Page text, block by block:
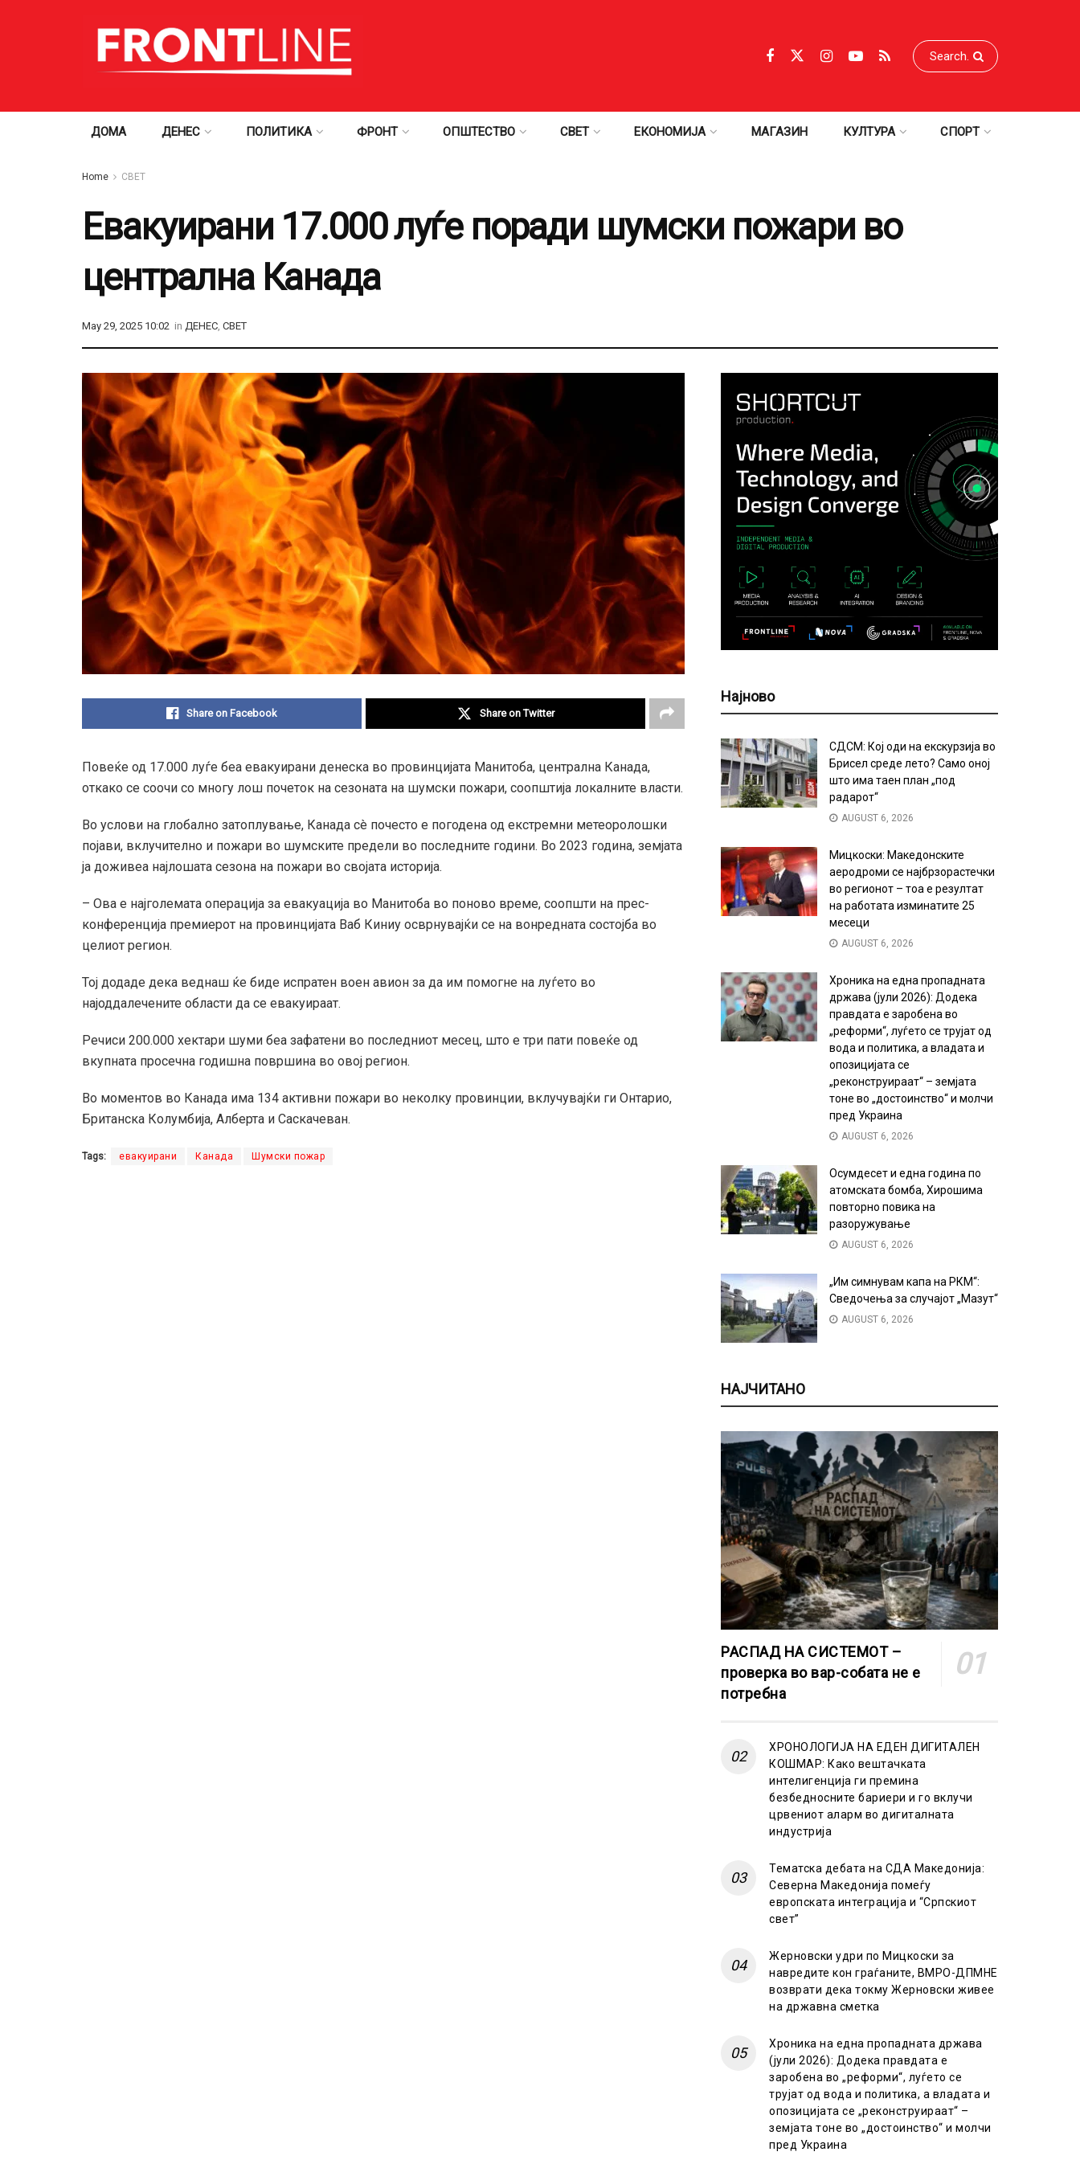
ДОМА ДЕНЕС ПОЛИТИКА ФРОНТ ОПШТЕСТВО СВЕТ ЕКОНОМИЈА МАГАЗИН КУЛТУРА СПОРТ
Home СВЕТ
Евакуирани 17.000 луѓе поради шумски пожари во
централна Канада
May 29, 2025 10:02 in ДЕНЕС, СВЕТ
Share on Facebook Share on Twitter
Повеќе од 17.000 луѓе беа евакуирани денеска во провинцијата Манитоба, централна Канада,
откако се соочи со многу лош почеток на сезоната на шумски пожари, соопштија локалните власти.
Во услови на глобално затоплување, Канада сè почесто е погодена од екстремни метеоролошки
појави, вклучително и пожари во шумските предели во последните години. Во 2023 година, земјата
ја доживеа најлошата сезона на пожари во својата историја.
– Ова е најголемата операција за евакуација во Манитоба во поново време, соопшти на прес-
конференција премиерот на провинцијата Ваб Киниу осврнувајќи се на вонредната состојба во
целиот регион.
Тој додаде дека веднаш ќе биде испратен воен авион за да им помогне на луѓето во
најоддалечените области да се евакуираат.
Речиси 200.000 хектари шуми беа зафатени во последниот месец, што е три пати повеќе од
вкупната просечна годишна површина во овој регион.
Во моментов во Канада има 134 активни пожари во неколку провинции, вклучувајќи ги Онтарио,
Британска Колумбија, Алберта и Саскачеван.
Tags: евакуирани Канада Шумски пожар
Најново
СДСМ: Кој оди на екскурзија во
Брисел среде лето? Само оној
што има таен план „под
радарот“
AUGUST 6, 2026
Мицкоски: Македонските
аеродроми се најбрзорастечки
во регионот – тоа е резултат
на работата изминатите 25
месеци
AUGUST 6, 2026
Хроника на една пропадната
држава (јули 2026): Додека
правдата е заробена во
„реформи“, луѓето се трујат од
вода и политика, а владата и
опозицијата се
„реконструираат“ – земјата
тоне во „достоинство“ и молчи
пред Украина
AUGUST 6, 2026
Осумдесет и една година по
атомската бомба, Хирошима
повторно повика на
разоружување
AUGUST 6, 2026
„Им симнувам капа на РКМ“:
Сведочења за случајот „Мазут“
AUGUST 6, 2026
НАЈЧИТАНО
РАСПАД НА СИСТЕМОТ –
проверка во вар-собата не е
потребна
ХРОНОЛОГИЈА НА ЕДЕН ДИГИТАЛЕН
КОШМАР: Како вештачката
интелигенција ги премина
безбедносните бариери и го вклучи
црвениот аларм во дигиталната
индустрија
Тематска дебата на СДА Македонија:
Северна Македонија помеѓу
европската интеграција и “Српскиот
свет”
Жерновски удри по Мицкоски за
навредите кон граѓаните, ВМРО-ДПМНЕ
возврати дека токму Жерновски живее
на државна сметка
Хроника на една пропадната држава
(јули 2026): Додека правдата е
заробена во „реформи“, луѓето се
трујат од вода и политика, а владата и
опозицијата се „реконструираат“ –
земјата тоне во „достоинство“ и молчи
пред Украина